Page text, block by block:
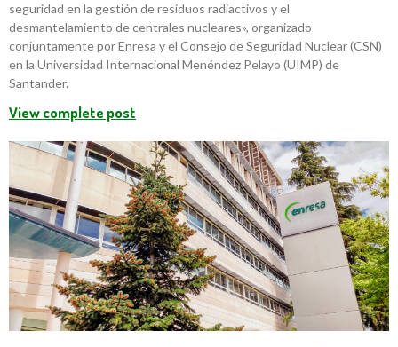
seguridad en la gestión de residuos radiactivos y el
desmantelamiento de centrales nucleares», organizado
conjuntamente por Enresa y el Consejo de Seguridad Nuclear (CSN)
en la Universidad Internacional Menéndez Pelayo (UIMP) de
Santander.
View complete post